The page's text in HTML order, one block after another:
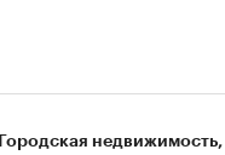
Городская недвижимость⁠,